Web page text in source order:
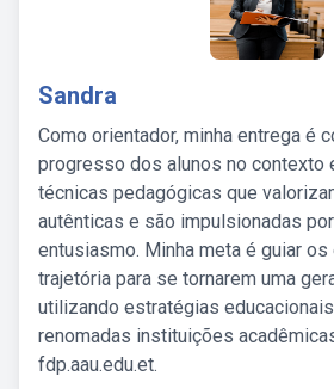
Sandra
Como orientador, minha entrega é
progresso dos alunos no contexto
técnicas pedagógicas que
autênticas e são impulsionadas
entusiasmo. Minha meta é guiar
trajetória para se tornarem uma
utilizando estratégias
renomadas instituições
fdp.aau.edu.et.